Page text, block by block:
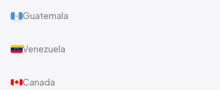
Guatemala
Venezuela
Canada